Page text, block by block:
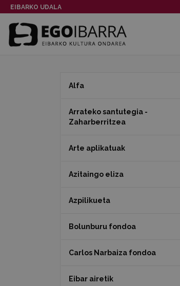
EIBARKO UDALA
Alfa
Arrateko santutegia -
Zaharberritzea
Arte aplikatuak
Azitaingo eliza
Azpilikueta
Bolunburu fondoa
Carlos Narbaiza fondoa
Eibar airetik